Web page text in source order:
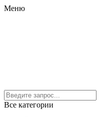
Меню
Все категории